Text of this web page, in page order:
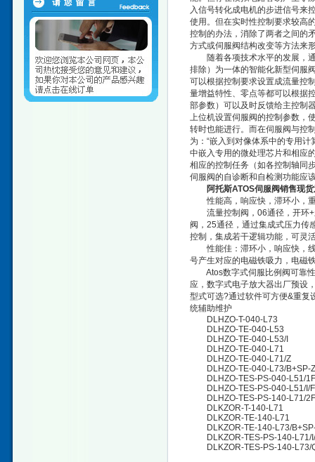
入信号转化成电机的步进信号来
使用。但在实时性控制要求较高
控制的办法，消除了两者之间的
方式或伺服阀结构改变等方法来
随着各项技术水平的发展，通
排除）为一体的智能化新型伺服
可以根据控制要求设置成流量控
量增益特性、零点等都可以根据
部参数）可以及时反馈给主控制
上位机设置伺服阀的控制参数，
转时也能进行。而在伺服阀与控
为：“嵌入到对像体系中的专用
中嵌入专用的微处理芯片和相应
相应的控制任务（如各控制轴同
伺服阀的自诊断和自检测功能应
阿托斯ATOS伺服阀销售现
性能高，响应快，滞环小，
流量控制阀，06通径，开环+
阀，25通径，通过集成式压力传
控制，集成若干逻辑功能，可灵
性能佳：滞环小，响应快，线
号产生对应的电磁铁吸力，电磁
Atos数字式伺服比例阀可靠性
应，数字式电子放大器出厂预设
型式可选?通过软件可方便&重复
统辅助维护
DLHZO-T-040-L73
DLHZO-TE-040-L53
DLHZO-TE-040-L53/I
DLHZO-TE-040-L71
DLHZO-TE-040-L71/Z
DLHZO-TE-040-L73/B+SP-
DLHZO-TES-PS-040-L51/1F
DLHZO-TES-PS-040-L51/I/F
DLHZO-TES-PS-140-L71/2F
DLKZOR-T-140-L71
DLKZOR-TE-140-L71
DLKZOR-TE-140-L73/
DLKZOR-TES-PS-140-L71/
DLKZOR-TES-PS-140-L73/